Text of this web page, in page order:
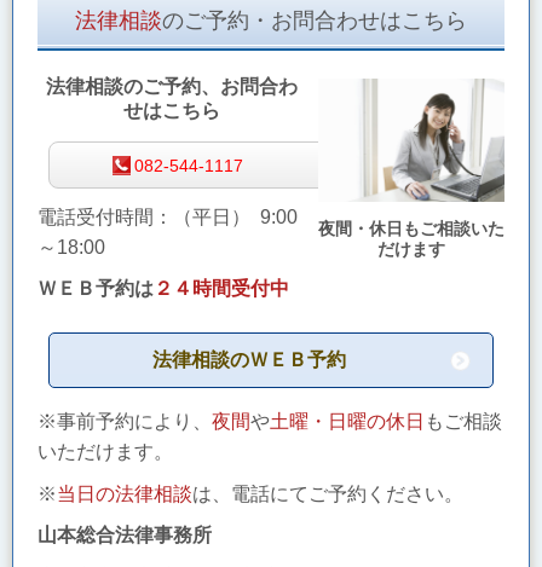
法律相談のご予約・お問合わせはこちら
夜間・休日もご相談いた
だけます
法律相談のご予約、お問合わ
せはこちら
082-544-1117
電話受付時間：（平日） 9:00
～18:00
ＷＥＢ予約は ２４時間受付中
法律相談のＷＥＢ予約
※事前予約により、 夜間や土曜・日曜の休日 もご相談
いただけます。
※当日の法律相談は、電話にてご予約ください。
山本総合法律事務所